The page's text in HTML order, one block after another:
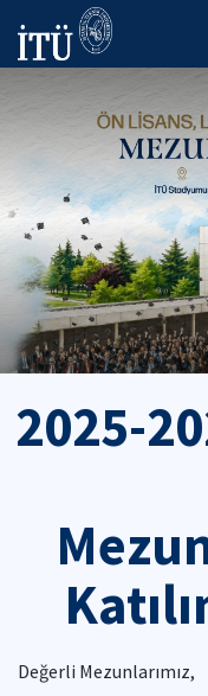
2025-
Değerli Mezunlarımız,